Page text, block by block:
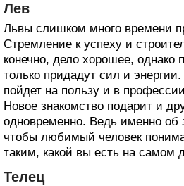
Лев
Львы слишком много времени
Стремление к успеху и
конечно, дело хорошее, однако
только придадут сил и
пойдет на пользу и в
Новое знакомство подарит и
одновременно. Ведь именно об
чтобы любимый человек
таким, какой вы есть на самом
Телец